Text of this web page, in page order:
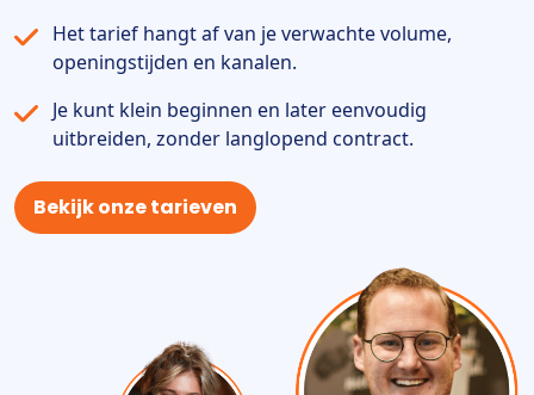
Het tarief hangt af van je verwachte volume,
openingstijden en kanalen.
Je kunt klein beginnen en later eenvoudig
uitbreiden, zonder langlopend contract.
Bekijk onze tarieven